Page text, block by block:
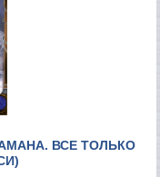
ВСЕ ТОЛЬКО